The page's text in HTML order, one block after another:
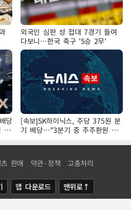
외국인 심판 성 접대 7경기 들여
다보니…한국 축구 '5승 2무'
당
발
[속보]SK하이닉스, 주당 375원 분
기 배당…"3분기 중 주주환원 방
안 확정"
판매 약관·정책 고충처리
앱 다운로드 맨위로↑